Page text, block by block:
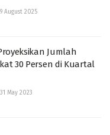
9 August 2025
Jumlah
30 Persen di Kuartal
31 May 2023